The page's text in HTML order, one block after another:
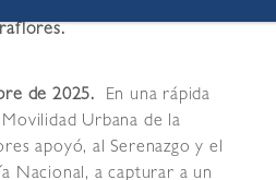
de 2025. En una rápida
Urbana de la
apoyó, al Serenazgo y el
Nacional, a capturar a un